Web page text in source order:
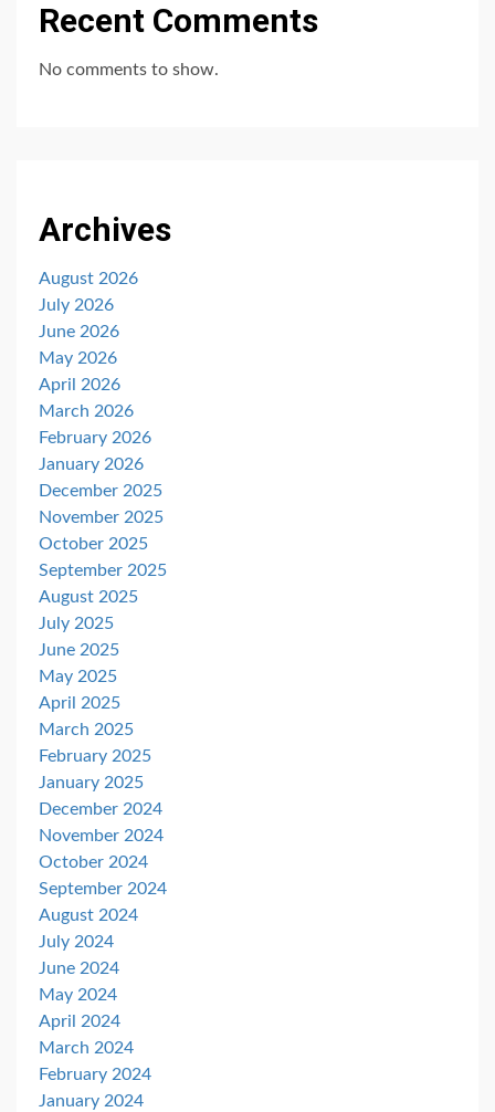
Recent Comments
No comments to show.
Archives
August 2026
July 2026
June 2026
May 2026
April 2026
March 2026
February 2026
January 2026
December 2025
November 2025
October 2025
September 2025
August 2025
July 2025
June 2025
May 2025
April 2025
March 2025
February 2025
January 2025
December 2024
November 2024
October 2024
September 2024
August 2024
July 2024
June 2024
May 2024
April 2024
March 2024
February 2024
January 2024